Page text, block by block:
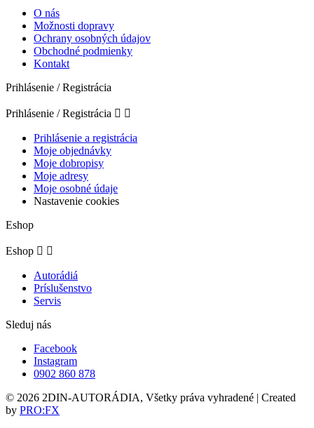
O nás
Možnosti dopravy
Ochrany osobných údajov
Obchodné podmienky
Kontakt
Prihlásenie / Registrácia
Prihlásenie / Registrácia  
Prihlásenie a registrácia
Moje objednávky
Moje dobropisy
Moje adresy
Moje osobné údaje
Nastavenie cookies
Eshop
Eshop  
Autorádiá
Príslušenstvo
Servis
Sleduj nás
Facebook
Instagram
0902 860 878
© 2026 2DIN-AUTORÁDIA, Všetky práva vyhradené | Created
by PRO:FX